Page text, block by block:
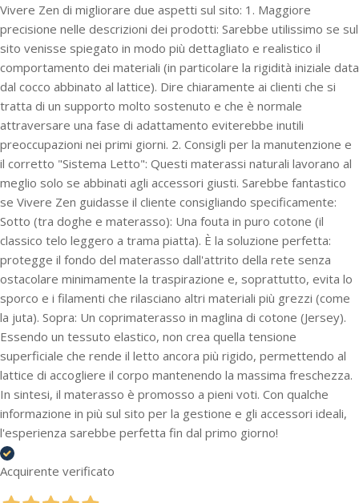
Vivere Zen di migliorare due aspetti sul sito: 1. Maggiore
precisione nelle descrizioni dei prodotti: Sarebbe utilissimo se sul
sito venisse spiegato in modo più dettagliato e realistico il
comportamento dei materiali (in particolare la rigidità iniziale data
dal cocco abbinato al lattice). Dire chiaramente ai clienti che si
tratta di un supporto molto sostenuto e che è normale
attraversare una fase di adattamento eviterebbe inutili
preoccupazioni nei primi giorni. 2. Consigli per la manutenzione e
il corretto "Sistema Letto": Questi materassi naturali lavorano al
meglio solo se abbinati agli accessori giusti. Sarebbe fantastico
se Vivere Zen guidasse il cliente consigliando specificamente:
Sotto (tra doghe e materasso): Una fouta in puro cotone (il
classico telo leggero a trama piatta). È la soluzione perfetta:
protegge il fondo del materasso dall'attrito della rete senza
ostacolare minimamente la traspirazione e, soprattutto, evita lo
sporco e i filamenti che rilasciano altri materiali più grezzi (come
la juta). Sopra: Un coprimaterasso in maglina di cotone (Jersey).
Essendo un tessuto elastico, non crea quella tensione
superficiale che rende il letto ancora più rigido, permettendo al
lattice di accogliere il corpo mantenendo la massima freschezza.
In sintesi, il materasso è promosso a pieni voti. Con qualche
informazione in più sul sito per la gestione e gli accessori ideali,
l'esperienza sarebbe perfetta fin dal primo giorno!
Acquirente verificato